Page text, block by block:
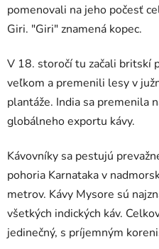
pomenovali na jeho počesť
Giri. "Giri" znamená kopec.
V 18. storočí tu začali britskí
veľkom a premenili lesy v
plantáže. India sa premenila
globálneho exportu kávy.
Kávovníky sa pestujú
pohoria Karnataka v
metrov. Kávy Mysore sú
všetkých indických káv.
jedinečný, s príjemným